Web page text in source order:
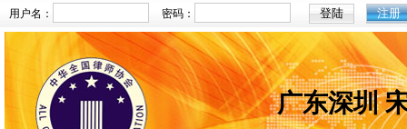
用户名： 密码： 注册
广东深圳